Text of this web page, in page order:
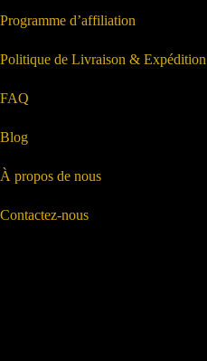
Programme d’affiliation
Politique de Livraison & Expédition
FAQ
Blog
À propos de nous
Contactez-nous